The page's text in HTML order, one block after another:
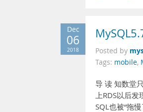
Dec
06
2018 Posted by
Tags: mobile,
导 读 知数堂
上RDS以后发
SQL也被“拖